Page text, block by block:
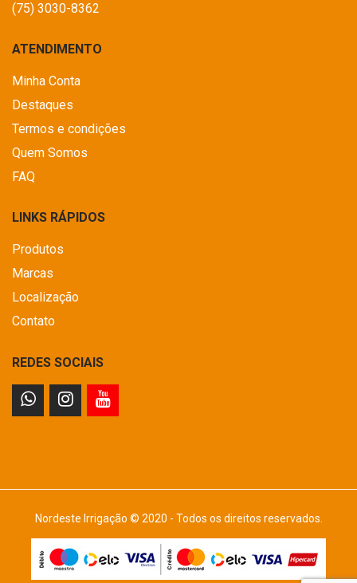
(75) 3030-8362
ATENDIMENTO
Minha Conta
Destaques
Termos e condições
Quem Somos
FAQ
LINKS RÁPIDOS
Produtos
Marcas
Localização
Contato
REDES SOCIAIS
Nordeste Irrigação © 2020 - Todos os direitos reservados.